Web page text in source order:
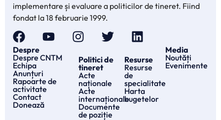
implementare și evaluare a politicilor de tineret. Fiind
fondat la 18 februarie 1999.
Despre
Despre CNTM
Echipa
Anunțuri
Rapoarte de
activitate
Contact
Donează
Politici de
tineret
Acte
naționale
Acte
internaționale
Documente
de poziție
Resurse
Resurse
de
specialitate
Harta
bugetelor
Media
Noutăți
Evenimente